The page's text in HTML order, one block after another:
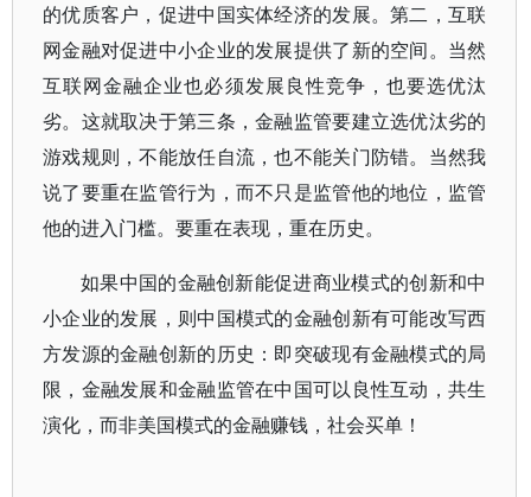
的优质客户，促进中国实体经济的发展。第二，互联
网金融对促进中小企业的发展提供了新的空间。当然
互联网金融企业也必须发展良性竞争，也要选优汰
劣。这就取决于第三条，金融监管要建立选优汰劣的
游戏规则，不能放任自流，也不能关门防错。当然我
说了要重在监管行为，而不只是监管他的地位，监管
他的进入门槛。要重在表现，重在历史。
如果中国的金融创新能促进商业模式的创新和中
小企业的发展，则中国模式的金融创新有可能改写西
方发源的金融创新的历史：即突破现有金融模式的局
限，金融发展和金融监管在中国可以良性互动，共生
演化，而非美国模式的金融赚钱，社会买单！